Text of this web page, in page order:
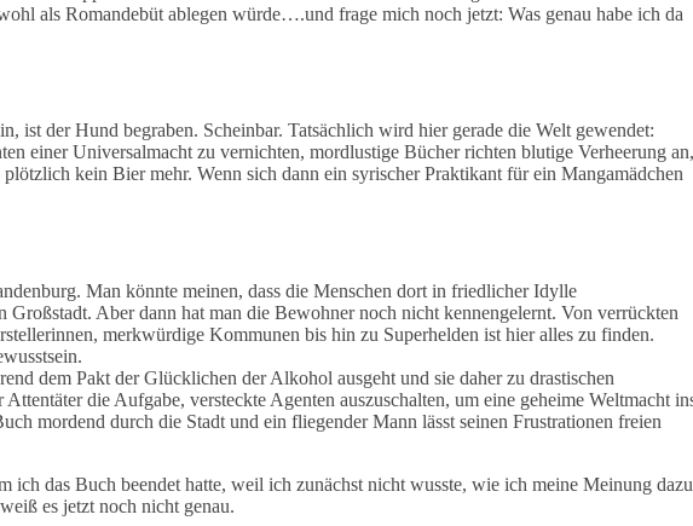
als Romandebüt ablegen würde….und frage mich noch jetzt: Was genau habe ich da
ist der Hund begraben. Scheinbar. Tatsächlich wird hier gerade die Welt gewendet:
einer Universalmacht zu vernichten, mordlustige Bücher richten blutige Verheerung an,
kein Bier mehr. Wenn sich dann ein syrischer Praktikant für ein Mangamädchen
Man könnte meinen, dass die Menschen dort in friedlicher Idylle
Großstadt. Aber dann hat man die Bewohner noch nicht kennengelernt. Von verrückten
merkwürdige Kommunen bis hin zu Superhelden ist hier alles zu finden.
dem Pakt der Glücklichen der Alkohol ausgeht und sie daher zu drastischen
die Aufgabe, versteckte Agenten auszuschalten, um eine geheime Weltmacht
mordend durch die Stadt und ein fliegender Mann lässt seinen Frustrationen freien
ich das Buch beendet hatte, weil ich zunächst nicht wusste, wie ich meine Meinung dazu
es jetzt noch nicht genau.